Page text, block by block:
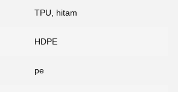
TPU, hitam
HDPE
pe